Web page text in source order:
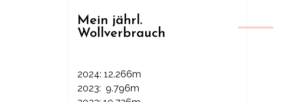
Mein jährl.
Wollverbrauch
2024: 12.266m
2023: 9.796m